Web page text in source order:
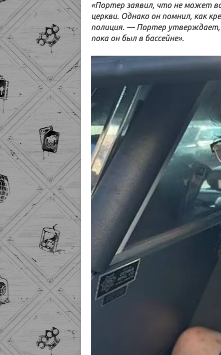
«Портер заявил, что не может
церкви. Однако он помнил, как
полиция. — Портер утверждает,
пока он был в бассейне».